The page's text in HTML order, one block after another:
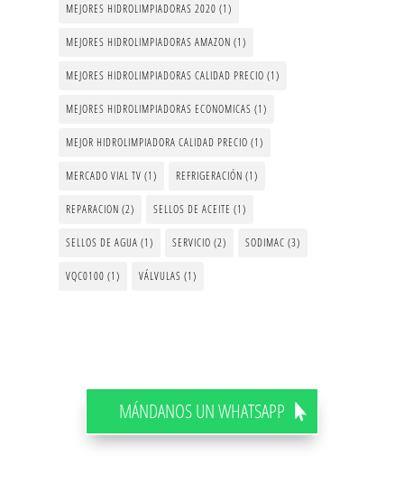
MEJORES HIDROLIMPIADORAS 2020 (1)
MEJORES HIDROLIMPIADORAS AMAZON (1)
MEJORES HIDROLIMPIADORAS CALIDAD PRECIO (1)
MEJORES HIDROLIMPIADORAS ECONOMICAS (1)
MEJOR HIDROLIMPIADORA CALIDAD PRECIO (1)
MERCADO VIAL TV (1) REFRIGERACIÓN (1)
REPARACION (2) SELLOS DE ACEITE (1)
SELLOS DE AGUA (1) SERVICIO (2) SODIMAC (3)
VQC0100 (1) VÁLVULAS (1)
MÁNDANOS UN WHATSAPP